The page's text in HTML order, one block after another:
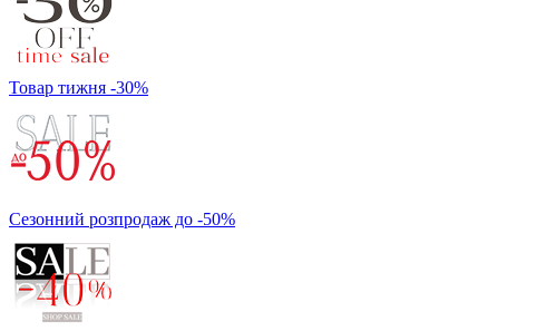
Товар тижня -30%
Сезонний розпродаж до -50%